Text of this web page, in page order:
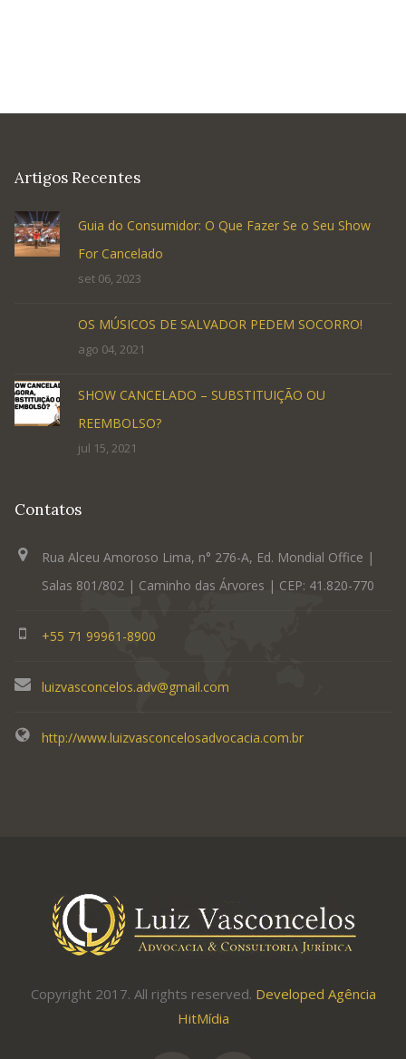
Artigos Recentes
Guia do Consumidor: O Que Fazer Se o Seu Show
For Cancelado
set 06, 2023
OS MÚSICOS DE SALVADOR PEDEM SOCORRO!
ago 04, 2021
SHOW CANCELADO – SUBSTITUIÇÃO OU
REEMBOLSO?
jul 15, 2021
Contatos
Rua Alceu Amoroso Lima, n° 276-A, Ed. Mondial Office |
Salas 801/802 | Caminho das Árvores | CEP: 41.820-770
+55 71 99961-8900
luizvasconcelos.adv@gmail.com
http://www.luizvasconcelosadvocacia.com.br
Copyright 2017. All rights reserved. Developed Agência
HitMídia